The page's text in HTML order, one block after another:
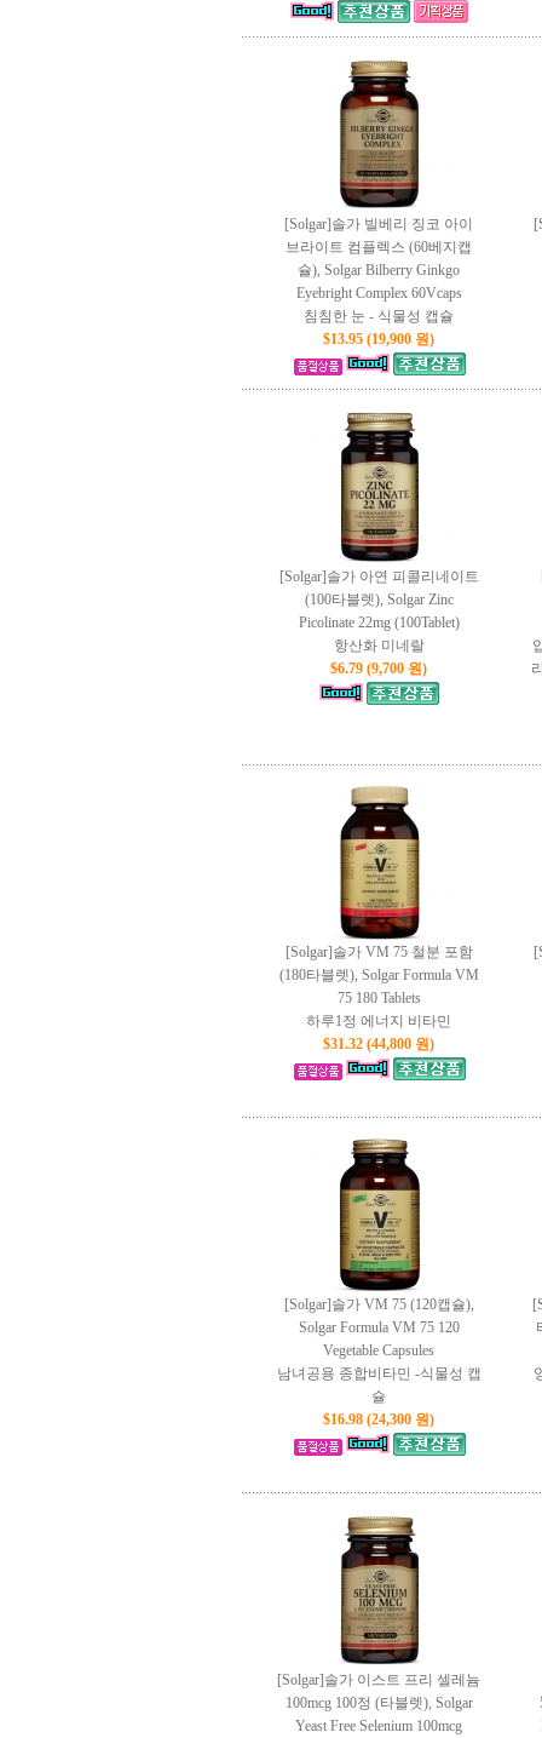
[Solgar]솔가 빌베리 징코 아이
브라이트 컴플렉스 (60베지캡
슐), Solgar Bilberry Ginkgo
Eyebright Complex 60Vcaps
침침한 눈 - 식물성 캡슐
$13.95 (19,900 원)
[Solgar]솔가 아연 피콜리네이트
(100타블렛), Solgar Zinc
Picolinate 22mg (100Tablet)
항산화 미네랄
$6.79 (9,700 원)
[Solgar]솔가 VM 75 철분 포함
(180타블렛), Solgar Formula VM
75 180 Tablets
하루1정 에너지 비타민
$31.32 (44,800 원)
[Solgar]솔가 VM 75 (120캡슐),
Solgar Formula VM 75 120
Vegetable Capsules
남녀공용 종합비타민 -식물성 캡
슐
$16.98 (24,300 원)
[Solgar]솔가 이스트 프리 셀레늄
100mcg 100정 (타블렛), Solgar
Yeast Free Selenium 100mcg